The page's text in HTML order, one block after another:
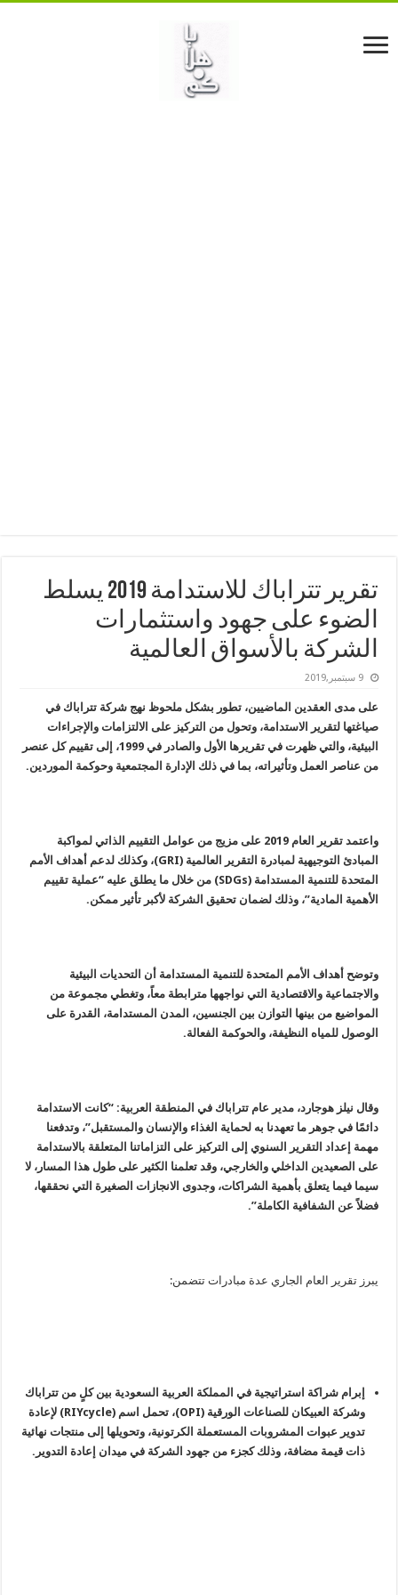
تقرير تتراباك للاستدامة 2019 يسلط
الضوء على جهود واستثمارات
الشركة بالأسواق العالمية
9 سبتمبر,2019
على مدى العقدين الماضيين، تطور بشكل ملحوظ نهج شركة تتراباك في
صياغتها لتقرير الاستدامة، وتحول من التركيز على الالتزامات والإجراءات
البيئية، والتي ظهرت في تقريرها الأول والصادر في 1999، إلى تقييم كل عنصر
من عناصر العمل وتأثيراته، بما في ذلك الإدارة المجتمعية وحوكمة الموردين.
واعتمد تقرير العام 2019 على مزيج من عوامل التقييم الذاتي لمواكبة
المبادئ التوجيهية لمبادرة التقرير العالمية (GRI)، وكذلك لدعم أهداف الأمم
المتحدة للتنمية المستدامة (SDGs) من خلال ما يطلق عليه “عملية تقييم
الأهمية المادية”، وذلك لضمان تحقيق الشركة لأكبر تأثير ممكن.
وتوضح أهداف الأمم المتحدة للتنمية المستدامة أن التحديات البيئية
والاجتماعية والاقتصادية التي نواجهها مترابطة معاً، وتغطي مجموعة من
المواضيع من بينها التوازن بين الجنسين، المدن المستدامة، القدرة على
الوصول للمياه النظيفة، والحوكمة الفعالة.
وقال نيلز هوجارد، مدير عام تتراباك في المنطقة العربية: “كانت الاستدامة
دائمًا في جوهر ما تعهدنا به لحماية الغذاء والإنسان والمستقبل”، وتدفعنا
مهمة إعداد التقرير السنوي إلى التركيز على التزاماتنا المتعلقة بالاستدامة
على الصعيدين الداخلي والخارجي، وقد تعلمنا الكثير على طول هذا المسار، لا
سيما فيما يتعلق بأهمية الشراكات، وجدوى الانجازات الصغيرة التي نحققها،
فضلاً عن الشفافية الكاملة”.
يبرز تقرير العام الجاري عدة مبادرات تتضمن:
إبرام شراكة استراتيجية في المملكة العربية السعودية بين كلٍ من تتراباك
وشركة العبيكان للصناعات الورقية (OPI)، تحمل اسم (RIYcycle) لإعادة
تدوير عبوات المشروبات المستعملة الكرتونية، وتحويلها إلى منتجات نهائية
ذات قيمة مضافة، وذلك كجزء من جهود الشركة في ميدان إعادة التدوير.